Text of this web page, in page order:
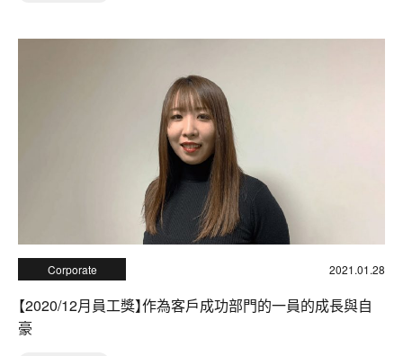
Corporate 2021.01.28
【2020/12月員工獎】作為客戶成功部門的一員的成長與自
豪